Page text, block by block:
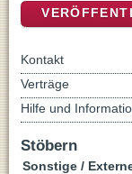
Kontakt
Verträge
Hilfe und
Stöbern
Sonstige /